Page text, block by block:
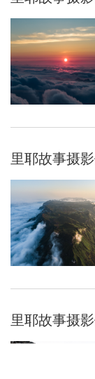
里耶故事摄
里耶故事摄